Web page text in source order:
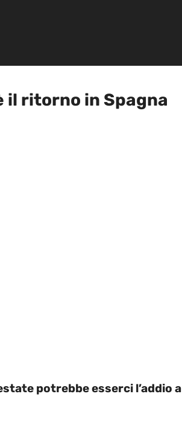
il ritorno in Spagna
potrebbe esserci l’addio a